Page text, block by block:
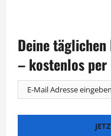
Deine
– kostenlos per